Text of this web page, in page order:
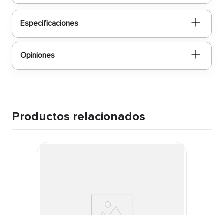
Especificaciones
Opiniones
Productos relacionados